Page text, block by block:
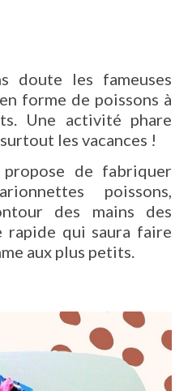
forme de poissons à
Une activité phare
les vacances !
de fabriquer
poissons,
des mains des
rapide qui saura faire
aux plus petits.